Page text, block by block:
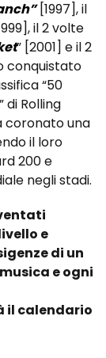
[1997], il
il 2 volte
” [2001] e il 2
conquistato
“50
di Rolling
coronato una
il loro
200 e
negli stadi.
e
di un
e ogni
il calendario